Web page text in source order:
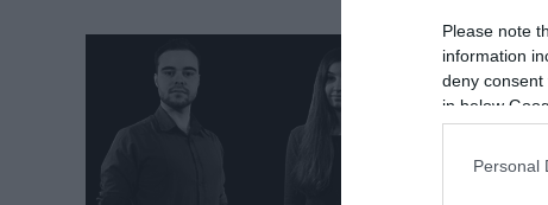
Please note
information
deny
in below
Personal